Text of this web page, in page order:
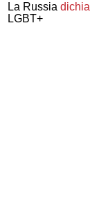
La Russia
LGBT+